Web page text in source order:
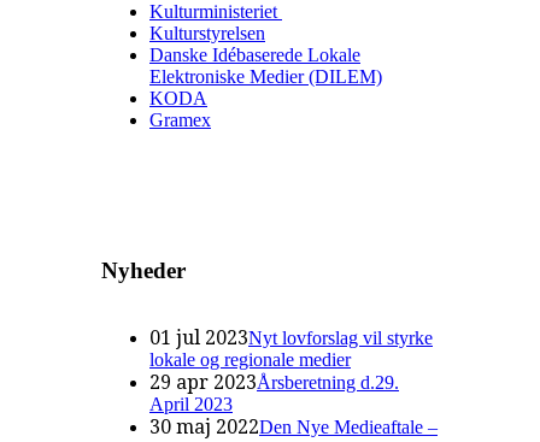
Kulturministeriet
Kulturstyrelsen
Danske Idébaserede Lokale
Elektroniske Medier (DILEM)
KODA
Gramex
Nyheder
01 jul 2023Nyt lovforslag vil styrke
lokale og regionale medier
29 apr 2023Årsberetning d.29.
April 2023
30 maj 2022Den Nye Medieaftale –